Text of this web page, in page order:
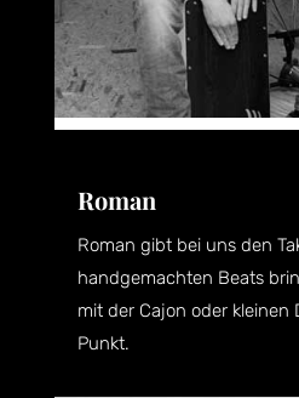
Roman
Roman gibt bei uns den
handgemachten Beats
mit der Cajon oder kleinen
Punkt.